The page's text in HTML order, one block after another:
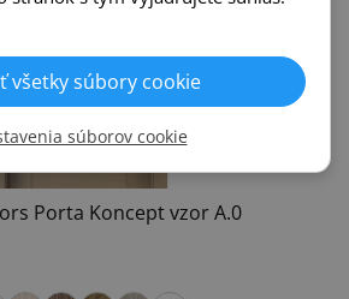
Porta Koncept vzor A.0
všetky súbory cookie
súborov cookie